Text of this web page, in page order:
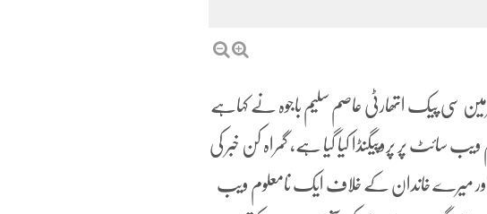
سی پیک اتھارٹی عاصم سلیم باجوہ نے کہاہے
پر پروپیگنڈا کیا گیا ہے، گمراہ کن خبر کی
اور میرے خاندان کے خلاف ایک نامعلوم ویب